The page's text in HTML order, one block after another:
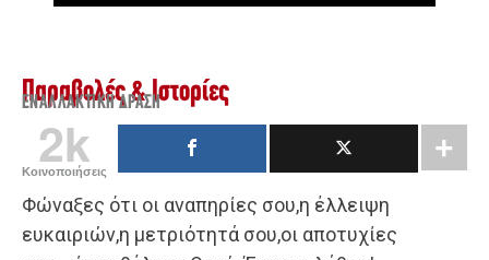
Παραβολές & Ιστορίες
ΕΝΑΛΛΑΚΤΙΚΉ ΔΡΆΣΗ
2k
Κοινοποιήσεις
Φώναξες ότι οι αναπηρίες σου,η έλλειψη
ευκαιριών,η μετριότητά σου,οι αποτυχίες